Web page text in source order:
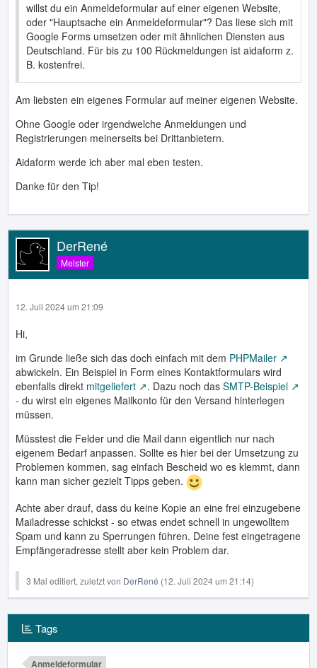
willst du ein Anmeldeformular auf einer eigenen Website,
oder "Hauptsache ein Anmeldeformular"? Das liese sich mit
Google Forms umsetzen oder mit ähnlichen Diensten aus
Deutschland. Für bis zu 100 Rückmeldungen ist aidaform z.
B. kostenfrei.
Am liebsten ein eigenes Formular auf meiner eigenen Website.
Ohne Google oder irgendwelche Anmeldungen und
Registrierungen meinerseits bei Drittanbietern.
Aidaform werde ich aber mal eben testen.
Danke für den Tip!
DerRené
Meister
12. Juli 2024 um 21:09
Hi,
im Grunde ließe sich das doch einfach mit dem PHPMailer
abwickeln. Ein Beispiel in Form eines Kontaktformulars wird
ebenfalls direkt mitgeliefert . Dazu noch das SMTP-Beispiel
- du wirst ein eigenes Mailkonto für den Versand hinterlegen
müssen.
Müsstest die Felder und die Mail dann eigentlich nur nach
eigenem Bedarf anpassen. Sollte es hier bei der Umsetzung zu
Problemen kommen, sag einfach Bescheid wo es klemmt, dann
kann man sicher gezielt Tipps geben.
Achte aber drauf, dass du keine Kopie an eine frei einzugebene
Mailadresse schickst - so etwas endet schnell in ungewolltem
Spam und kann zu Sperrungen führen. Deine fest eingetragene
Empfängeradresse stellt aber kein Problem dar.
3 Mal editiert, zuletzt von DerRené (12. Juli 2024 um 21:14)
Tags
Anmeldeformular